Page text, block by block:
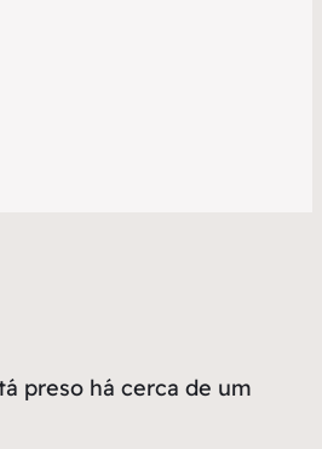
preso há cerca de um